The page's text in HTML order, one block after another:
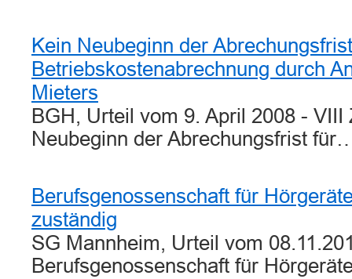
Kein Neubeginn der
Betriebskostenabrechnung durch
Mieters
BGH, Urteil vom 9. April 2008 - VIII
Neubeginn der Abrechungsfrist
Berufsgenossenschaft für
zuständig
SG Mannheim, Urteil vom
Berufsgenossenschaft für